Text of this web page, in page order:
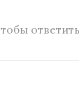
ответить